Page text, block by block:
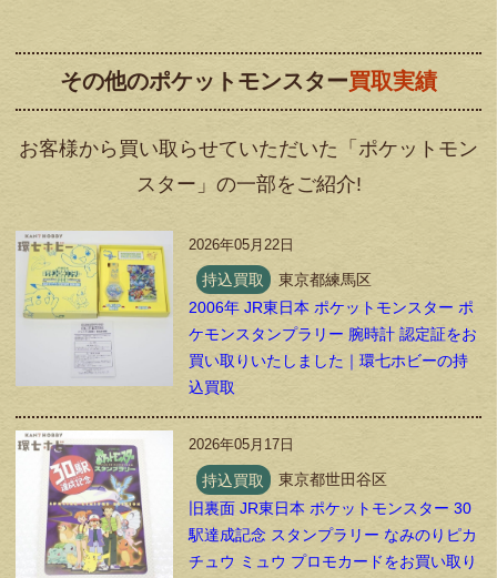
その他のポケットモンスター買取実績
お客様から買い取らせていただいた「ポケットモン
スター」の一部をご紹介!
2026年05月22日
持込買取
東京都練馬区
2006年 JR東日本 ポケットモンスター ポ
ケモンスタンプラリー 腕時計 認定証をお
買い取りいたしました｜環七ホビーの持
込買取
2026年05月17日
持込買取
東京都世田谷区
旧裏面 JR東日本 ポケットモンスター 30
駅達成記念 スタンプラリー なみのりピカ
チュウ ミュウ プロモカードをお買い取り